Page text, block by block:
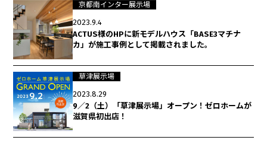
京都南インター展示場
2023.9.4
ACTUS様のHPに新モデルハウス「BASE3マチナ
カ」が施工事例として掲載されました。
草津展示場
2023.8.29
9／2（土）「草津展示場」オープン！ゼロホームが
滋賀県初出店！